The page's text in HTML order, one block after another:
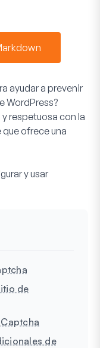
ayudar a prevenir
WordPress?
respetuosa con la
ofrece una
y usar
de
de